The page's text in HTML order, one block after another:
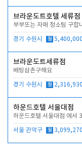
브라운도트호텔 세류점
부부또는 자매 청소팀 구합
경기 수원시 월
브라운도트세류점
베팅삼촌구해요
경기 수원시 월
하운드호텔 서울대점
하운드호텔 서울대점 에서
서울 관악구 월